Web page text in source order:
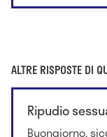
ALTRE RISPOSTE DI
Ripudio
Buongiorno,